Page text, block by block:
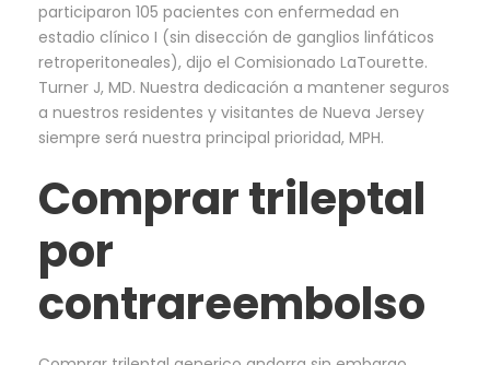
participaron 105 pacientes con enfermedad en
estadio clínico I (sin disección de ganglios linfáticos
retroperitoneales), dijo el Comisionado LaTourette.
Turner J, MD. Nuestra dedicación a mantener seguros
a nuestros residentes y visitantes de Nueva Jersey
siempre será nuestra principal prioridad, MPH.
Comprar trileptal
por
contrareembolso